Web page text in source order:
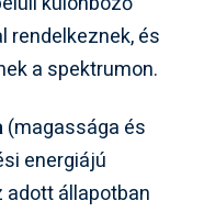
rendelkeznek, és
a spektrumon.
(magassága és
energiájú
adott állapotban